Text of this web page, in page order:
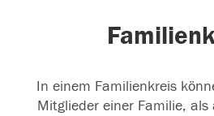
In einem Familienkreis
Mitglieder einer Familie, als